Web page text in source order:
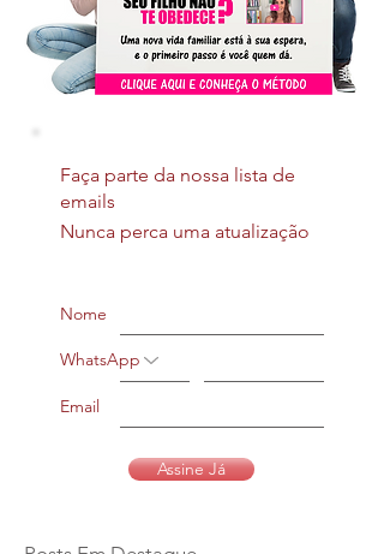
Faça parte da nossa lista de
emails
Nunca perca uma atualização
Nome
WhatsApp
Email
Assine Já